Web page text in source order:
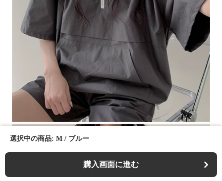
選択中の商品: M / ブルー
購入画面に進む